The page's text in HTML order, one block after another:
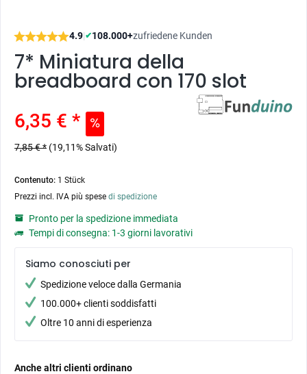
4.9|✔108.000+zufriedene Kunden
7* Miniatura della
breadboard con 170 slot
6,35 € *
7,85 € * (19,11% Salvati)
Contenuto: 1 Stück
Prezzi incl. IVA più spese di spedizione
Pronto per la spedizione immediata
Tempi di consegna: 1-3 giorni lavorativi
Siamo conosciuti per
Spedizione veloce dalla Germania
100.000+ clienti soddisfatti
Oltre 10 anni di esperienza
Anche altri clienti ordinano